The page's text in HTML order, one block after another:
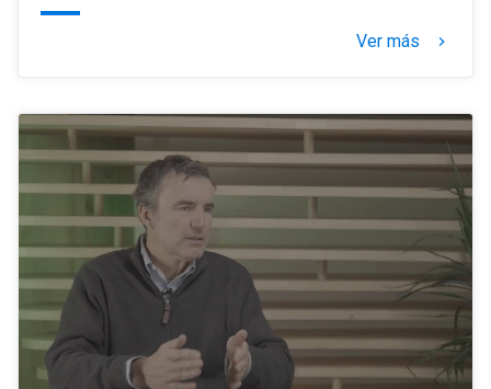
Ver más keyboard_arrow_right